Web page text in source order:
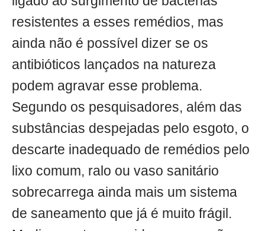
resistentes a esses remédios, mas
ainda não é possível dizer se os
antibióticos lançados na natureza
podem agravar esse problema.
Segundo os pesquisadores, além das
substâncias despejadas pelo esgoto, o
descarte inadequado de remédios pelo
lixo comum, ralo ou vaso sanitário
sobrecarrega ainda mais um sistema
de saneamento que já é muito frágil.